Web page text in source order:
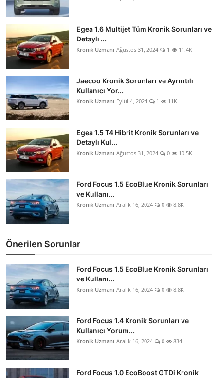
LPG & Yakıt
Elektrik & Akü
Klima & Konfor
Aydınlatma & Görüş
Şanzıman & Aktarma
Dizel Sistemler
Multimedya & Elektronik
Egea 1.6 Multijet Tüm Kronik Sorunları ve
Detaylı ...
Kronik Uzmanı Ağustos 31, 2024 1 11.4K
Jaecoo Kronik Sorunları ve Ayrıntılı
Kullanıcı Yor...
Kronik Uzmanı Eylül 4, 2024 1 11K
Egea 1.5 T4 Hibrit Kronik Sorunları ve
Detaylı Kul...
Kronik Uzmanı Ağustos 31, 2024 0 10.5K
Ford Focus 1.5 EcoBlue Kronik Sorunları
ve Kullanı...
Kronik Uzmanı Aralık 16, 2024 0 8.8K
Önerilen Sorunlar
Ford Focus 1.5 EcoBlue Kronik Sorunları
ve Kullanı...
Kronik Uzmanı Aralık 16, 2024 0 8.8K
Ford Focus 1.4 Kronik Sorunları ve
Kullanıcı Yorum...
Kronik Uzmanı Aralık 16, 2024 0 834
Ford Focus 1.0 EcoBoost GTDi Kronik